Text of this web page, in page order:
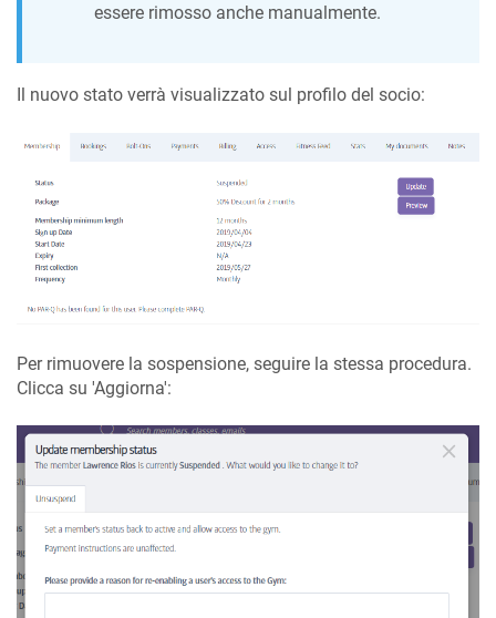
essere rimosso anche manualmente.
Il nuovo stato verrà visualizzato sul profilo del socio:
Per rimuovere la sospensione, seguire la stessa procedura.
Clicca su 'Aggiorna':